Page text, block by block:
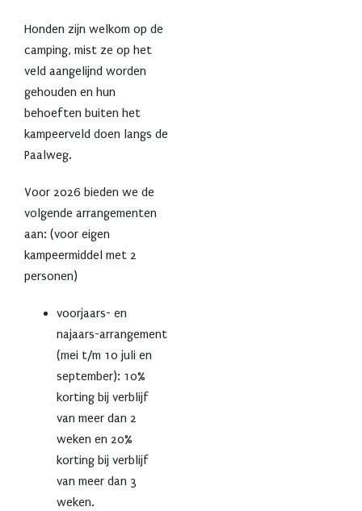
Honden zijn welkom op de
camping, mist ze op het
veld aangelijnd worden
gehouden en hun
behoeften buiten het
kampeerveld doen langs de
Paalweg.
Voor 2026 bieden we de
volgende arrangementen
aan: (voor eigen
kampeermiddel met 2
personen)
voorjaars- en
najaars-arrangement
(mei t/m 10 juli en
september): 10%
korting bij verblijf
van meer dan 2
weken en 20%
korting bij verblijf
van meer dan 3
weken.